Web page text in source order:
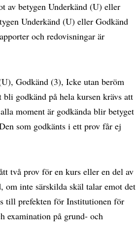
av betygen Underkänd (U) eller
Underkänd (U) eller Godkänd
och redovisningar är
Godkänd (3), Icke utan beröm
godkänd på hela kursen krävs att
moment är godkända blir betyget
som godkänts i ett prov får ej
två prov för en kurs eller en del av
om inte särskilda skäl talar emot det
till prefekten för Institutionen för
examination på grund- och